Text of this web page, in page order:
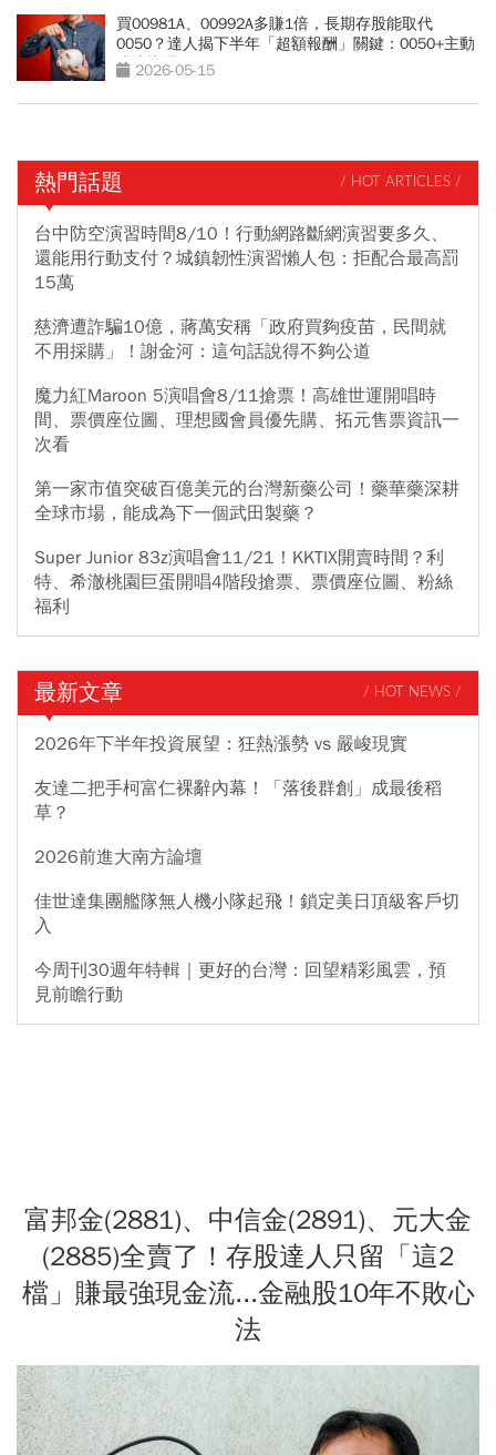
買00981A、00992A多賺1倍，長期存股能取代
0050？達人揭下半年「超額報酬」關鍵：0050+主動
式這樣搭
2026-05-15
熱門話題 / HOT ARTICLES /
台中防空演習時間8/10！行動網路斷網演習要多久、
還能用行動支付？城鎮韌性演習懶人包：拒配合最高罰
15萬
慈濟遭詐騙10億，蔣萬安稱「政府買夠疫苗，民間就
不用採購」！謝金河：這句話說得不夠公道
魔力紅Maroon 5演唱會8/11搶票！高雄世運開唱時
間、票價座位圖、理想國會員優先購、拓元售票資訊一
次看
第一家市值突破百億美元的台灣新藥公司！藥華藥深耕
全球市場，能成為下一個武田製藥？
Super Junior 83z演唱會11/21！KKTIX開賣時間？利
特、希澈桃園巨蛋開唱4階段搶票、票價座位圖、粉絲
福利
最新文章 / HOT NEWS /
2026年下半年投資展望：狂熱漲勢 vs 嚴峻現實
友達二把手柯富仁裸辭內幕！「落後群創」成最後稻
草？
2026前進大南方論壇
佳世達集團艦隊無人機小隊起飛！鎖定美日頂級客戶切
入
今周刊30週年特輯｜更好的台灣：回望精彩風雲，預
見前瞻行動
富邦金(2881)、中信金(2891)、元大金
(2885)全賣了！存股達人只留「這2
檔」賺最強現金流...金融股10年不敗心
法